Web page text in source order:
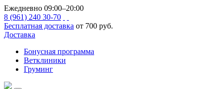
Ежедневно 09:00–20:00
8 (961) 240 30-70
Бесплатная доставка от 700 руб.
Доставка
Бонусная программа
Ветклиники
Груминг